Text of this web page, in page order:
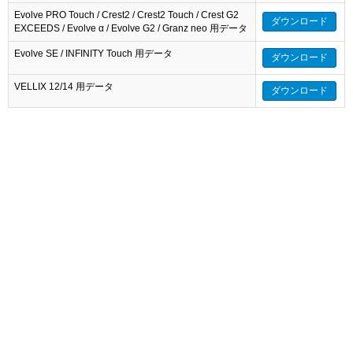
Evolve PRO Touch / Crest2 / Crest2 Touch / Crest G2
EXCEEDS / Evolve α / Evolve G2 / Granz neo 用データ
ダウンロード
Evolve SE / INFINITY Touch 用データ ダウンロード
VELLIX 12/14 用データ ダウンロード